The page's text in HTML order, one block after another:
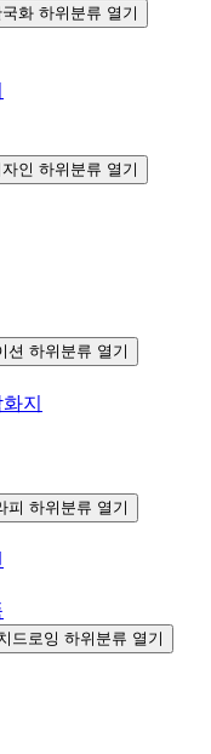
화 하위분류 열기
인 하위분류 열기
션 하위분류 열기
지
피 하위분류 열기
드로잉 하위분류 열기